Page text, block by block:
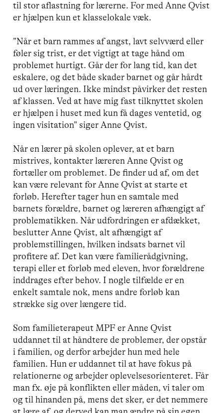
til stor aflastning for lærerne. For med Anne Qvist
er hjælpen kun et klasselokale væk.
”Når et barn rammes af angst, lavt selvværd eller
føler sig trist, er det vigtigt at tage hånd om
problemet hurtigt. Går der for lang tid, kan det
eskalere, og det både skader barnet og går hårdt
ud over læringen. Ikke mindst påvirker det resten
af klassen. Ved at have mig fast tilknyttet skolen
er hjælpen i huset med kun få dages ventetid, og
ingen visitation” siger Anne Qvist.
Når en lærer på skolen oplever, at et barn
mistrives, kontakter læreren Anne Qvist og
fortæller om problemet. De finder ud af, om det
kan være relevant for Anne Qvist at starte et
forløb. Herefter tager hun en samtale med
barnets forældre, barnet og læreren afhængigt af
problematikken. Når udfordringen er afdækket,
beslutter Anne Qvist, alt afhængigt af
problemstillingen, hvilken indsats barnet vil
profitere af. Det kan være familierådgivning,
terapi eller et forløb med eleven, hvor forældrene
inddrages efter behov. I nogle tilfælde er en
enkelt samtale nok, mens andre forløb kan
strække sig over længere tid.
Som familieterapeut MPF er Anne Qvist
uddannet til at håndtere de problemer, der opstår
i familien, og derfor arbejder hun med hele
familien. Hun er uddannet til at have fokus på
relationerne og arbejder oplevelsesorienteret. Får
man fx. øje på konflikten eller måden, vi taler om
og til hinanden på, mens det sker, er det nemmere